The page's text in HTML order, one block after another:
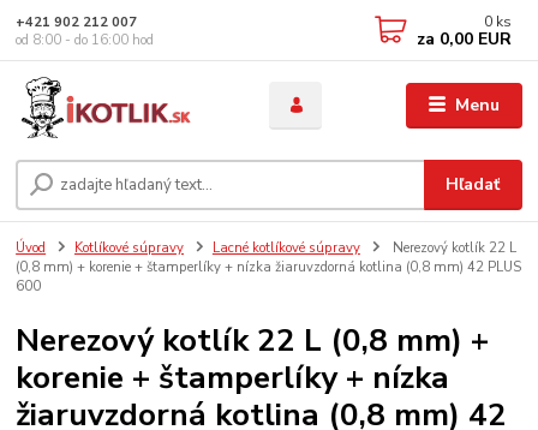
Menu
Hľadať
+421 902 212 007
od 8:00 - do 16:00 hod
0 ks
za 0,00 EUR
Úvod Kotlíkové súpravy Lacné kotlíkové súpravy
Nerezový kotlík 22 L
(0,8 mm) + korenie + štamperlíky + nízka žiaruvzdorná kotlina (0,8 mm) 42 PLUS
600
Nerezový kotlík 22 L (0,8 mm) +
korenie + štamperlíky + nízka
žiaruvzdorná kotlina (0,8 mm) 42